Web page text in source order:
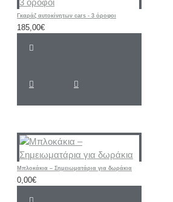
Γκαράζ αυτοκίνητων cars - 3 όροφοι
185,00€
Μπλοκάκια – Σημειωματάρια για δωράκια
0,00€